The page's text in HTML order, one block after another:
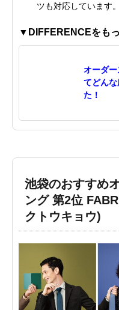
ツも対応しています。
▼DIFFERENCEをも
オーダ
てどん
た！
池袋のおすすめ
ング 第2位
クトウキョウ)